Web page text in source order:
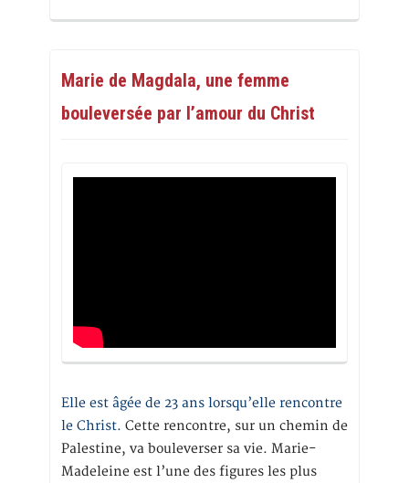
Marie de Magdala, une femme
bouleversée par l’amour du Christ
Elle est âgée de 23 ans lorsqu’elle rencontre
le Christ. Cette rencontre, sur un chemin de
Palestine, va bouleverser sa vie. Marie-
Madeleine est l’une des figures les plus